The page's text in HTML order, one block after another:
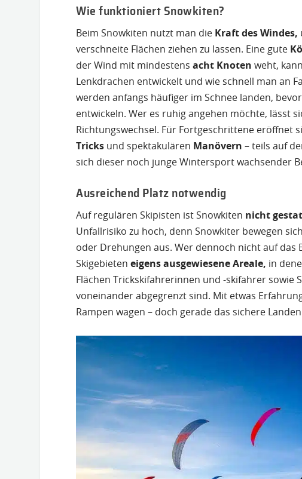
Wie funktioniert Snowkiten?
Beim Snowkiten nutzt man die Kraft des Windes,
verschneite Flächen ziehen zu lassen. Eine gute
der Wind mit mindestensacht Knoten weht,
Lenkdrachen entwickelt und wie schnell man an
werden anfangs häufiger im Schnee landen,
entwickeln. Wer es ruhig angehen möchte, lässt
Richtungswechsel. Für Fortgeschrittene eröffnet
Tricks und spektakulären Manövern – teils auf
sich dieser noch junge Wintersport wachsender
Ausreichend Platz notwendig
Auf regulären Skipisten ist Snowkiten nicht
Unfallrisiko zu hoch, denn Snowkiter bewegen
oder Drehungen aus. Wer dennoch nicht auf
Skigebieteneigens ausgewiesene Areale, in
Flächen Trickskifahrerinnen und -skifahrer sowie
voneinander abgegrenzt sind. Mit etwas
Rampen wagen – doch gerade das sichere